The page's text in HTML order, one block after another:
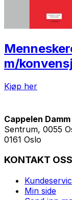
m/
Kjøp her
Cappelen Damm
Sentrum, 0055
0161 Oslo
KONTAKT OSS
Min side